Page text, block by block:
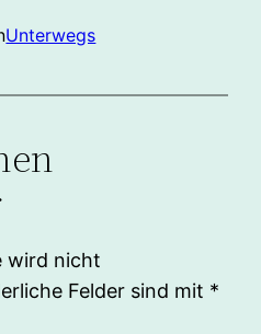
Unterwegs
wird nicht
Felder sind mit *